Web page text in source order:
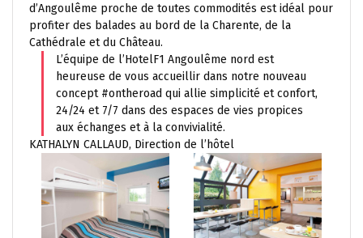
d’Angoulême proche de toutes commodités est idéal pour
profiter des balades au bord de la Charente, de la
Cathédrale et du Château.
L’équipe de l’HotelF1 Angoulême nord est
heureuse de vous accueillir dans notre nouveau
concept #ontheroad qui allie simplicité et confort,
24/24 et 7/7 dans des espaces de vies propices
aux échanges et à la convivialité.
KATHALYN CALLAUD, Direction de l’hôtel